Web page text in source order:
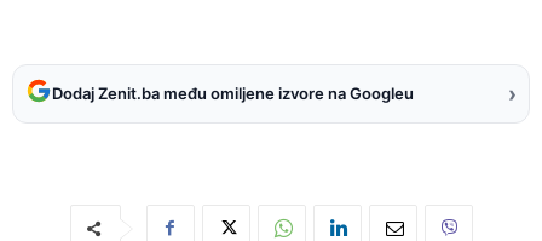
Dodaj Zenit.ba među omiljene izvore na Googleu ›